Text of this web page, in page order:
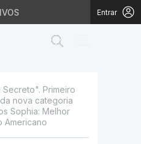
Entrar
dos
Secreto". Primeiro
nova categoria
Sophia: Melhor
Americano